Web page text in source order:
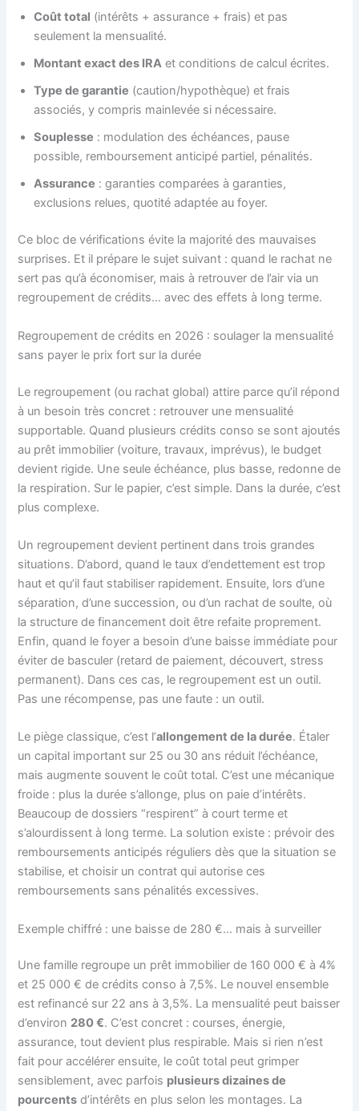
Coût total (intérêts + assurance + frais) et pas
seulement la mensualité.
Montant exact des IRA et conditions de calcul écrites.
Type de garantie (caution/hypothèque) et frais
associés, y compris mainlevée si nécessaire.
Souplesse : modulation des échéances, pause
possible, remboursement anticipé partiel, pénalités.
Assurance : garanties comparées à garanties,
exclusions relues, quotité adaptée au foyer.
Ce bloc de vérifications évite la majorité des mauvaises
surprises. Et il prépare le sujet suivant : quand le rachat ne
sert pas qu’à économiser, mais à retrouver de l’air via un
regroupement de crédits… avec des effets à long terme.
Regroupement de crédits en 2026 : soulager la mensualité
sans payer le prix fort sur la durée
Le regroupement (ou rachat global) attire parce qu’il répond
à un besoin très concret : retrouver une mensualité
supportable. Quand plusieurs crédits conso se sont ajoutés
au prêt immobilier (voiture, travaux, imprévus), le budget
devient rigide. Une seule échéance, plus basse, redonne de
la respiration. Sur le papier, c’est simple. Dans la durée, c’est
plus complexe.
Un regroupement devient pertinent dans trois grandes
situations. D’abord, quand le taux d’endettement est trop
haut et qu’il faut stabiliser rapidement. Ensuite, lors d’une
séparation, d’une succession, ou d’un rachat de soulte, où
la structure de financement doit être refaite proprement.
Enfin, quand le foyer a besoin d’une baisse immédiate pour
éviter de basculer (retard de paiement, découvert, stress
permanent). Dans ces cas, le regroupement est un outil.
Pas une récompense, pas une faute : un outil.
Le piège classique, c’est l’allongement de la durée. Étaler
un capital important sur 25 ou 30 ans réduit l’échéance,
mais augmente souvent le coût total. C’est une mécanique
froide : plus la durée s’allonge, plus on paie d’intérêts.
Beaucoup de dossiers “respirent” à court terme et
s’alourdissent à long terme. La solution existe : prévoir des
remboursements anticipés réguliers dès que la situation se
stabilise, et choisir un contrat qui autorise ces
remboursements sans pénalités excessives.
Exemple chiffré : une baisse de 280 €… mais à surveiller
Une famille regroupe un prêt immobilier de 160 000 € à 4%
et 25 000 € de crédits conso à 7,5%. Le nouvel ensemble
est refinancé sur 22 ans à 3,5%. La mensualité peut baisser
d’environ 280 €. C’est concret : courses, énergie,
assurance, tout devient plus respirable. Mais si rien n’est
fait pour accélérer ensuite, le coût total peut grimper
sensiblement, avec parfois plusieurs dizaines de
pourcents d’intérêts en plus selon les montages. La